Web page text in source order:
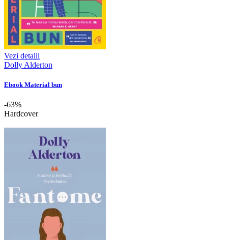
Vezi detalii
Dolly Alderton
Ebook Material bun
-63%
Hardcover